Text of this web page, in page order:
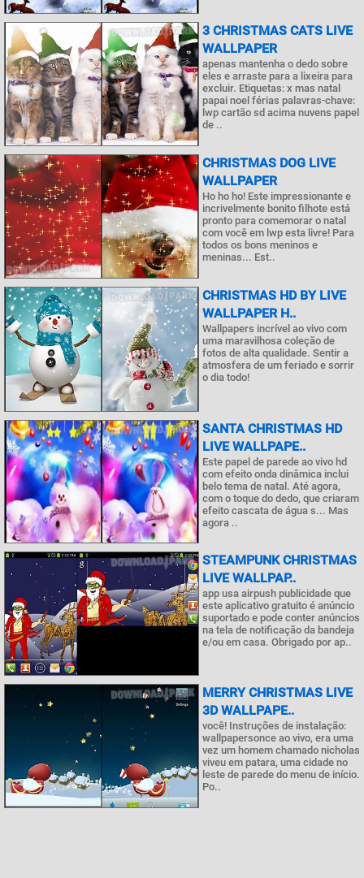
3 CHRISTMAS CATS LIVE
WALLPAPER
apenas mantenha o dedo sobre
eles e arraste para a lixeira para
excluir. Etiquetas: x mas natal
papai noel férias palavras-chave:
lwp cartão sd acima nuvens papel
de ..
CHRISTMAS DOG LIVE
WALLPAPER
Ho ho ho! Este impressionante e
incrivelmente bonito filhote está
pronto para comemorar o natal
com você em lwp esta livre! Para
todos os bons meninos e
meninas... Est..
CHRISTMAS HD BY LIVE
WALLPAPER H..
Wallpapers incrível ao vivo com
uma maravilhosa coleção de
fotos de alta qualidade. Sentir a
atmosfera de um feriado e sorrir
o dia todo!
SANTA CHRISTMAS HD
LIVE WALLPAPE..
Este papel de parede ao vivo hd
com efeito onda dinâmica inclui
belo tema de natal. Até agora,
com o toque do dedo, que criaram
efeito cascata de água s... Mas
agora ..
STEAMPUNK CHRISTMAS
LIVE WALLPAP..
app usa airpush publicidade que
este aplicativo gratuito é anúncio
suportado e pode conter anúncios
na tela de notificação da bandeja
e/ou em casa. Obrigado por ap..
MERRY CHRISTMAS LIVE
3D WALLPAPE..
você! Instruções de instalação:
wallpapersonce ao vivo, era uma
vez um homem chamado nicholas
viveu em patara, uma cidade no
leste de parede do menu de início.
Po..